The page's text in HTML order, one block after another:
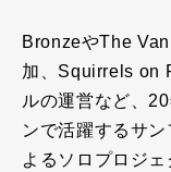
BronzeやThe
加、Squirrels on
ルの運営など、
ンで活躍するサ
よるソロプロジ